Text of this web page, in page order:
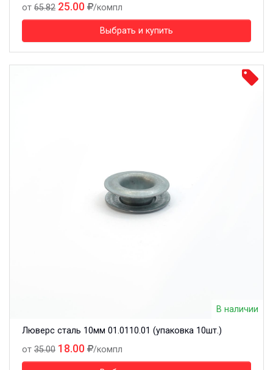
от 65.82 25.00 /компл
Выбрать и купить
В наличии
Люверс сталь 10мм 01.0110.01 (упаковка 10шт.)
от 35.00 18.00 /компл